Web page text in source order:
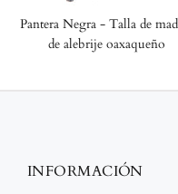
Pantera Negra - Talla de
de alebrije oaxaqueño
INFORMACIÓN